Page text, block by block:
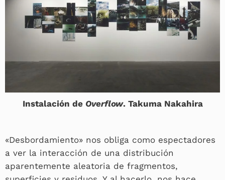
Instalación de Overflow. Takuma Nakahira
«Desbordamiento» nos obliga como espectadores
a ver la interacción de una distribución
aparentemente aleatoria de fragmentos,